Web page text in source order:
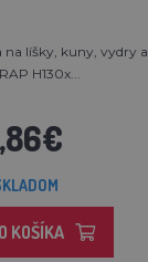
na líšky, kuny, vydry a
H130x...
KOŠÍKA